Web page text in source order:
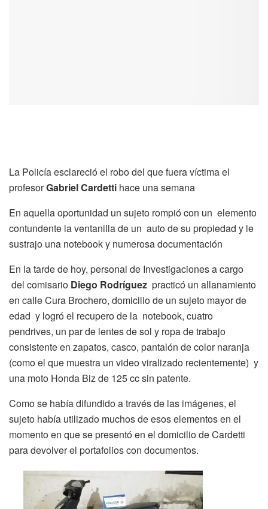
La Policía esclareció el robo del que fuera víctima el
profesorGabriel Cardetti hace una semana
En aquella oportunidad un sujeto rompió con un elemento
contundente la ventanilla de un auto de su propiedad y le
sustrajo una notebook y numerosa documentación
En la tarde de hoy, personal de Investigaciones a cargo
del comisario Diego Rodríguez practicó un allanamiento
en calle Cura Brochero, domicilio de un sujeto mayor de
edad y logró el recupero de la notebook, cuatro
pendrives, un par de lentes de sol y ropa de trabajo
consistente en zapatos, casco, pantalón de color naranja
(como el que muestra un video viralizado recientemente) y
una moto Honda Biz de 125 cc sin patente.
Como se había difundido a través de las imágenes, el
sujeto había utilizado muchos de esos elementos en el
momento en que se presentó en el domicilio de Cardetti
para devolver el portafolios con documentos.